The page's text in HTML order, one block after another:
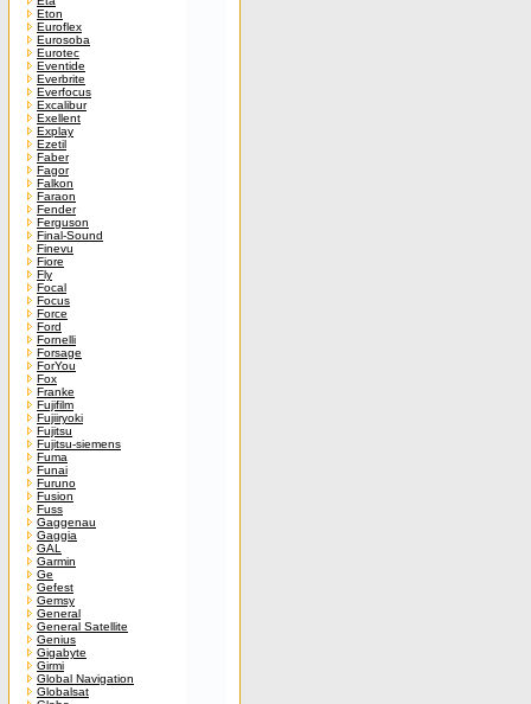
Eton
Euroflex
Eurosoba
Eurotec
Eventide
Everbrite
Everfocus
Excalibur
Exellent
Explay
Ezetil
Faber
Fagor
Falkon
Faraon
Fender
Ferguson
Final-Sound
Finevu
Fiore
Fly
Focal
Focus
Force
Ford
Fornelli
Forsage
ForYou
Fox
Franke
Fujifilm
Fujiiryoki
Fujitsu
Fujitsu-siemens
Fuma
Funai
Furuno
Fusion
Fuss
Gaggenau
Gaggia
GAL
Garmin
Ge
Gefest
Gemsy
General
General Satellite
Genius
Gigabyte
Girmi
Global Navigation
Globalsat